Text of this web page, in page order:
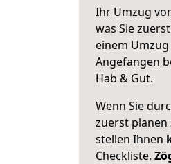
Ihr Umzug
was Sie
einem
Angefangen
Hab & Gut.
Wenn Sie
zuerst
stellen Ihnen
Checkliste.